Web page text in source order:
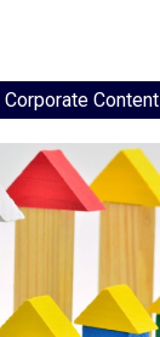
Content